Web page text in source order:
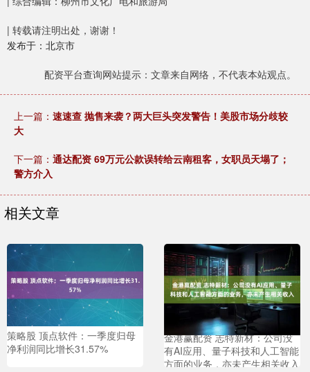
| 转载请注明出处，谢谢！
发布于：北京市
配资平台查询网站提示：文章来自网络，不代表本站观点。
上一篇： 速速查 抛售来袭？两大巨头突发警告！美股市场分歧较
大
下一篇： 通达配资 69万元公款误转给云南租客，女职员天塌了；
警方介入
相关文章
策略股 顶点软件：一季度归母
净利润同比增长31.57%
金港赢配资 志特新材：公司没
有AI应用、量子科技和人工智能
方面的业务，亦未产生相关收入